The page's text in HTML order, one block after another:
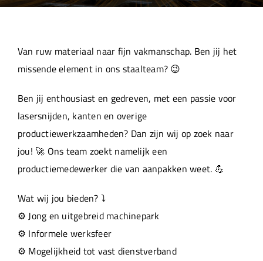
Projecten
Machinepark
Werken bij
Van ruw materiaal naar fijn vakmanschap. Ben jij het
missende element in ons staalteam? 😉
Ben jij enthousiast en gedreven, met een passie voor
lasersnijden, kanten en overige
productiewerkzaamheden? Dan zijn wij op zoek naar
jou! 🚀 Ons team zoekt namelijk een
productiemedewerker die van aanpakken weet. 💪
Wat wij jou bieden? ⤵️
⚙️ Jong en uitgebreid machinepark
⚙️ Informele werksfeer
⚙️ Mogelijkheid tot vast dienstverband